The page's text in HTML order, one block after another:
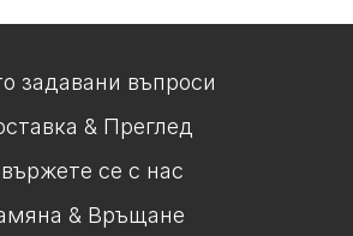
задавани въпроси
& Преглед
се с нас
& Връщане